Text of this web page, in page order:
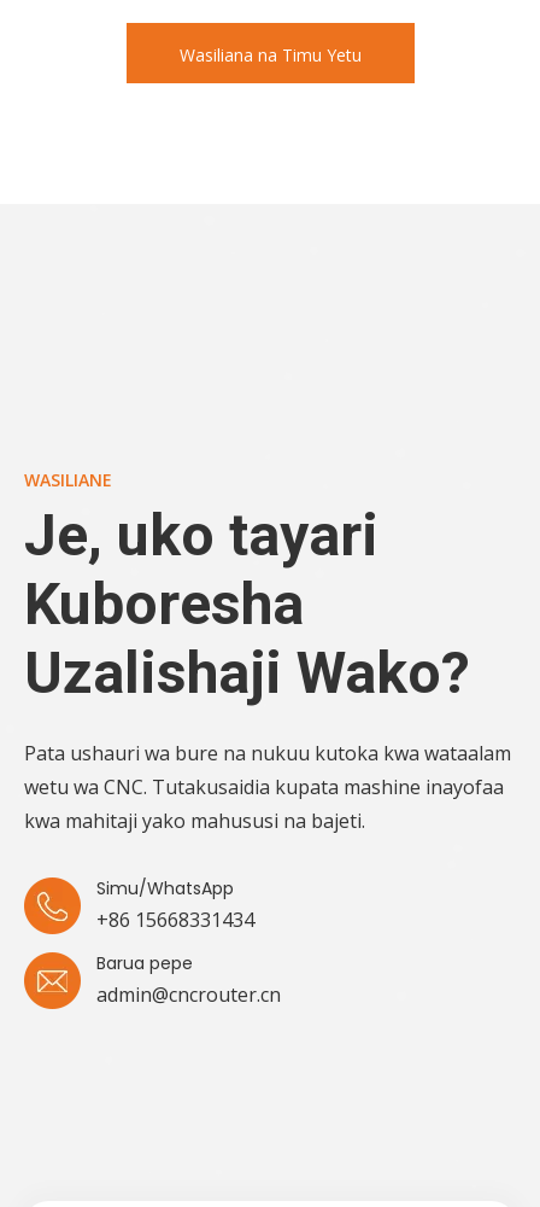
Wasiliana na Timu Yetu
WASILIANE
Je, uko tayari
Kuboresha
Uzalishaji Wako?
Pata ushauri wa bure na nukuu kutoka kwa wataalam
wetu wa CNC. Tutakusaidia kupata mashine inayofaa
kwa mahitaji yako mahususi na bajeti.
Simu/WhatsApp
+86 15668331434
Barua pepe
admin@cncrouter.cn